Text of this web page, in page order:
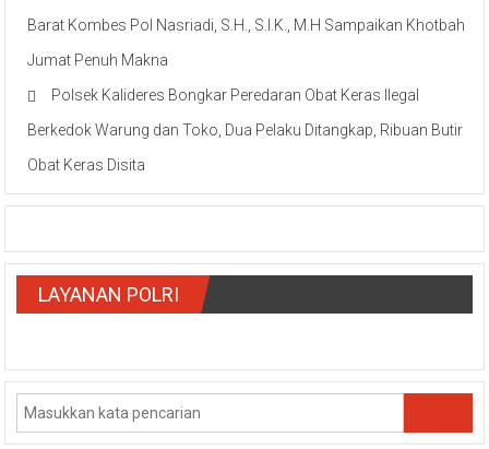
Barat Kombes Pol Nasriadi, S.H., S.I.K., M.H Sampaikan Khotbah
Jumat Penuh Makna
Polsek Kalideres Bongkar Peredaran Obat Keras Ilegal
Berkedok Warung dan Toko, Dua Pelaku Ditangkap, Ribuan Butir
Obat Keras Disita
LAYANAN POLRI